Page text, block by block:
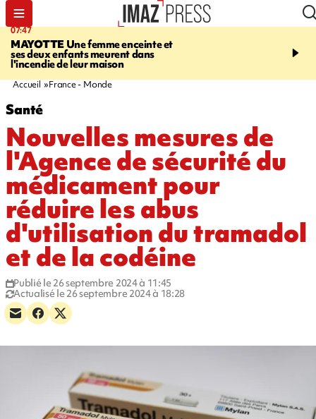
07:47
MAYOTTE Une femme enceinte et
ses deux enfants meurent dans
l'incendie de leur maison
10:48
Christophe Lambert
Accueil France - Monde
Santé
Nouvelles mesures de
l'Agence de sécurité du
médicament pour
réduire les abus
d'utilisation du tramadol
et de la codéine
Publié le 26 septembre 2024 à 11:45
Actualisé le 26 septembre 2024 à 18:28